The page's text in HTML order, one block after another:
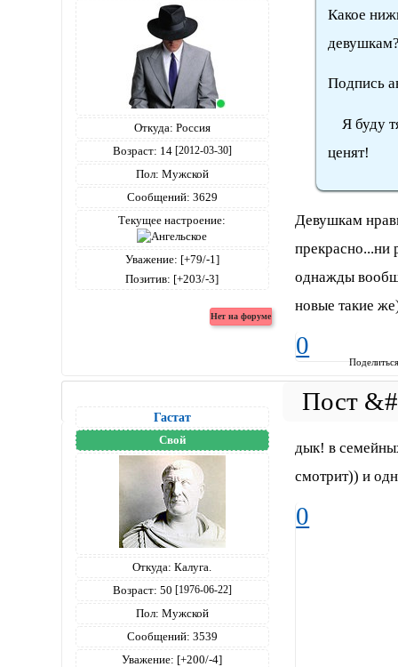
Откуда: Россия
Возраст: 14 [2012-03-30]
Пол: Мужской
Сообщений: 3629
Текущее настроение:
Уважение: [+79/-1]
Позитив: [+203/-3]
Какое
Подпись
Я буду
ценят!
Девушкам
прекрасно...ни
однажды
новые такие
0
Гастат
Свой
Откуда: Калуга.
Возраст: 50 [1976-06-22]
Пол: Мужской
Сообщений: 3539
Уважение: [+200/-4]
дык! в
смотрит)) и
0